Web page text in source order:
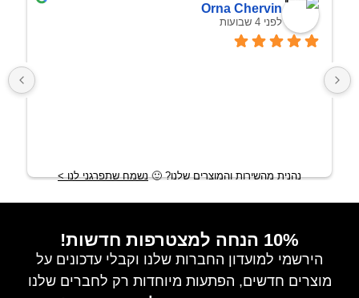
Orna Chervin
לפני 4 שבועות
נהנית מהשירות והמוצרים שלנו?🙂 נשמח שתפרגני לנו >
10% הנחה למצטרפות חדשות!
הירשמי למועדון החברות שלנו וקבלי עדכונים על
מוצרים חדשים, הפתעות מיוחדות רק לחברים שלנו